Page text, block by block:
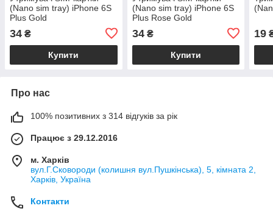
(Nano sim tray) iPhone 6S
Plus Gold
34 ₴
Купити
(Nano sim tray) iPhone 6S
Plus Rose Gold
34₴
Купити
19
Про нас
100% позитивних з 314 відгуків за рік
Працює з 29.12.2016
м. Харків
вул.Г.Сковороди (колишня вул.Пушкінська), 5, кімната 2,
Харків, Україна
Контакти